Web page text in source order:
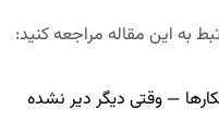
به این مقاله مراجعه کنید:
— وقتی دیگر دیر نشده